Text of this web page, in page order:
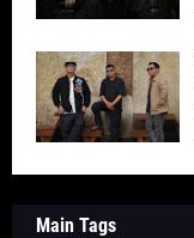
Main Tags